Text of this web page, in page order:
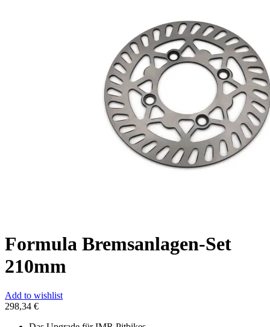
Formula Bremsanlagen-Set
210mm
Add to wishlist
298,34 €